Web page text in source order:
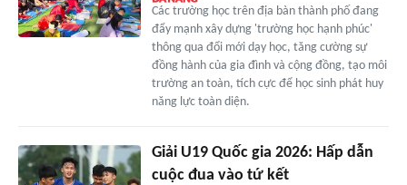
Các trường học trên địa bàn thành phố đang
đẩy mạnh xây dựng 'trường học hạnh phúc'
thông qua đổi mới dạy học, tăng cường sự
đồng hành của gia đình và cộng đồng, tạo môi
trường an toàn, tích cực để học sinh phát huy
năng lực toàn diện.
Giải U19 Quốc gia 2026: Hấp dẫn
cuộc đua vào tứ kết